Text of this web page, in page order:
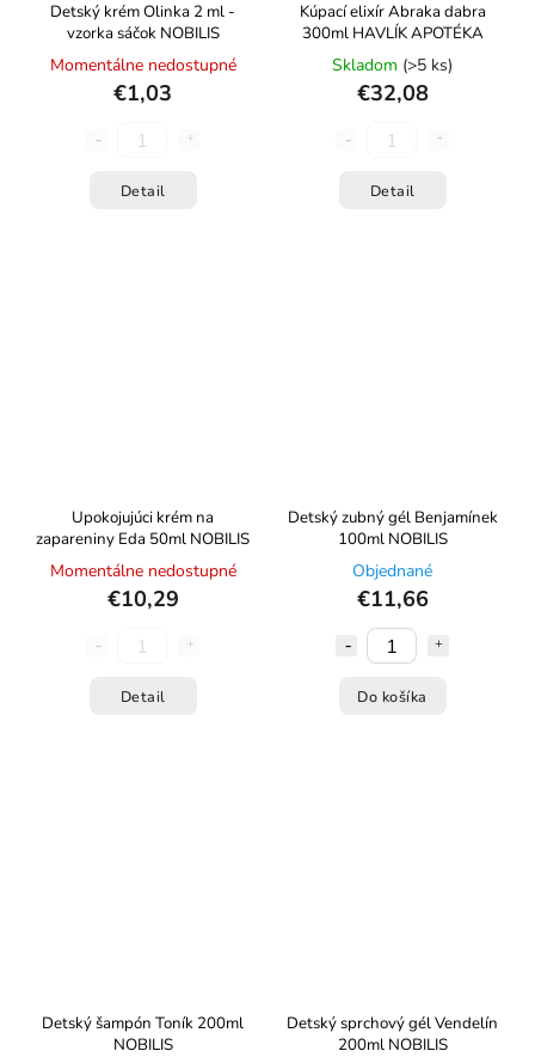
Detský krém Olinka 2 ml -
vzorka sáčok NOBILIS
Momentálne nedostupné
€1,03
Detail
Kúpací elixír Abraka dabra
300ml HAVLÍK APOTÉKA
Skladom (>5 ks)
€32,08
Detail
Upokojujúci krém na
zapareniny Eda 50ml NOBILIS
Momentálne nedostupné
€10,29
Detail
Detský zubný gél Benjamínek
100ml NOBILIS
Objednané
€11,66
Do košíka
Detský šampón Toník 200ml
NOBILIS
Detský sprchový gél Vendelín
200ml NOBILIS